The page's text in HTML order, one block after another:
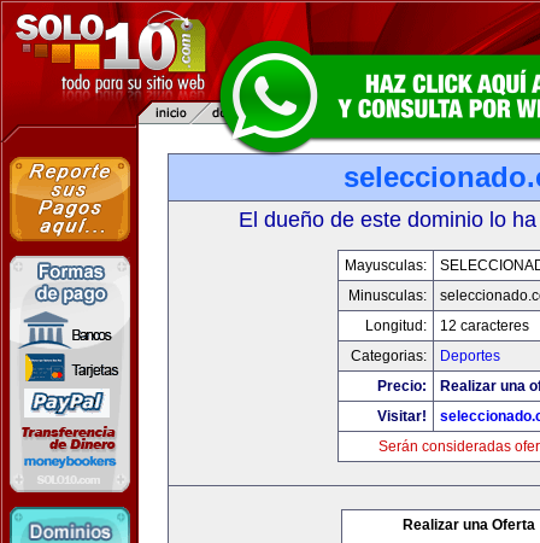
El dueño de este dominio lo
Mayusculas:
Minusculas:
Longitud:
12 caracteres
Categorias:
Deportes
Precio:
Realizar una
Visitar!
Serán consideradas
Realizar una Oferta